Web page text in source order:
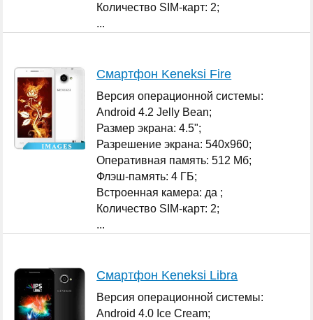
Количество SIM-карт: 2;
...
Смартфон Keneksi Fire
Версия операционной системы:
Android 4.2 Jelly Bean;
Размер экрана: 4.5";
Разрешение экрана: 540x960;
Оперативная память: 512 Мб;
Флэш-память: 4 ГБ;
Встроенная камера: да ;
Количество SIM-карт: 2;
...
Смартфон Keneksi Libra
Версия операционной системы:
Android 4.0 Ice Cream;